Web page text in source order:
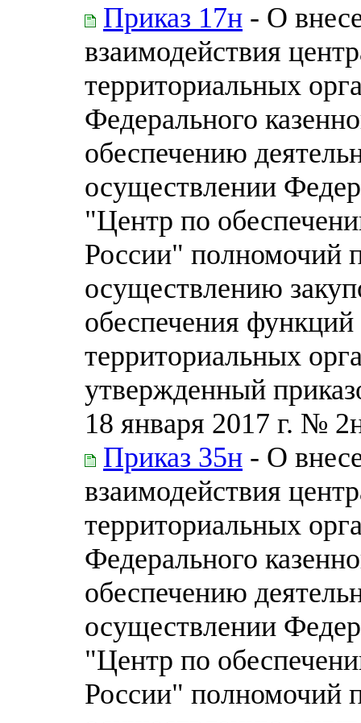
Приказ 17н - О
взаимодействия
территориальных
Федерального
обеспечению
осуществлении
"Центр по
России" полномочий
осуществлению
обеспечения функций
территориальных
утвержденный
18 января 2017 г. №
Приказ 35н - О
взаимодействия
территориальных
Федерального
обеспечению
осуществлении
"Центр по
России" полномочий